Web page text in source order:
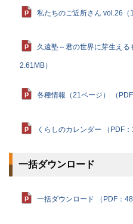
私たちのご近所さん vol.26（
久遠塾～君の世界に芽生える
2.61MB）
各種情報（21ページ） （PDF
くらしのカレンダー （PDF：
一括ダウンロード
一括ダウンロード （PDF：